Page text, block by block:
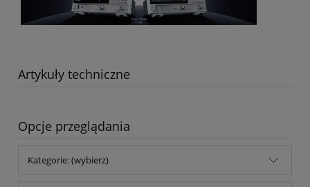
Artykuły techniczne
Opcje przeglądania
Kategorie: (wybierz)